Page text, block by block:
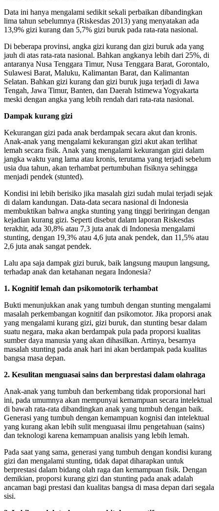
Data ini hanya mengalami sedikit sekali perbaikan dibandingkan
lima tahun sebelumnya (Riskesdas 2013) yang menyatakan ada
13,9% gizi kurang dan 5,7% gizi buruk pada rata-rata nasional.
Di beberapa provinsi, angka gizi kurang dan gizi buruk ada yang
jauh di atas rata-rata nasional. Bahkan angkanya lebih dari 25%, di
antaranya Nusa Tenggara Timur, Nusa Tenggara Barat, Gorontalo,
Sulawesi Barat, Maluku, Kalimantan Barat, dan Kalimantan
Selatan. Bahkan gizi kurang dan gizi buruk juga terjadi di Jawa
Tengah, Jawa Timur, Banten, dan Daerah Istimewa Yogyakarta
meski dengan angka yang lebih rendah dari rata-rata nasional.
Dampak kurang gizi
Kekurangan gizi pada anak berdampak secara akut dan kronis.
Anak-anak yang mengalami kekurangan gizi akut akan terlihat
lemah secara fisik. Anak yang mengalami kekurangan gizi dalam
jangka waktu yang lama atau kronis, terutama yang terjadi sebelum
usia dua tahun, akan terhambat pertumbuhan fisiknya sehingga
menjadi pendek (stunted).
Kondisi ini lebih berisiko jika masalah gizi sudah mulai terjadi sejak
di dalam kandungan. Data-data secara nasional di Indonesia
membuktikan bahwa angka stunting yang tinggi beriringan dengan
kejadian kurang gizi. Seperti disebut dalam laporan Riskesdas
terakhir, ada 30,8% atau 7,3 juta anak di Indonesia mengalami
stunting, dengan 19,3% atau 4,6 juta anak pendek, dan 11,5% atau
2,6 juta anak sangat pendek.
Lalu apa saja dampak gizi buruk, baik langsung maupun langsung,
terhadap anak dan ketahanan negara Indonesia?
1. Kognitif lemah dan psikomotorik terhambat
Bukti menunjukkan anak yang tumbuh dengan stunting mengalami
masalah perkembangan kognitif dan psikomotor. Jika proporsi anak
yang mengalami kurang gizi, gizi buruk, dan stunting besar dalam
suatu negara, maka akan berdampak pula pada proporsi kualitas
sumber daya manusia yang akan dihasilkan. Artinya, besarnya
masalah stunting pada anak hari ini akan berdampak pada kualitas
bangsa masa depan.
2. Kesulitan menguasai sains dan berprestasi dalam olahraga
Anak-anak yang tumbuh dan berkembang tidak proporsional hari
ini, pada umumnya akan mempunyai kemampuan secara intelektual
di bawah rata-rata dibandingkan anak yang tumbuh dengan baik.
Generasi yang tumbuh dengan kemampuan kognisi dan intelektual
yang kurang akan lebih sulit menguasai ilmu pengetahuan (sains)
dan teknologi karena kemampuan analisis yang lebih lemah.
Pada saat yang sama, generasi yang tumbuh dengan kondisi kurang
gizi dan mengalami stunting, tidak dapat diharapkan untuk
berprestasi dalam bidang olah raga dan kemampuan fisik. Dengan
demikian, proporsi kurang gizi dan stunting pada anak adalah
ancaman bagi prestasi dan kualitas bangsa di masa depan dari segala
sisi.